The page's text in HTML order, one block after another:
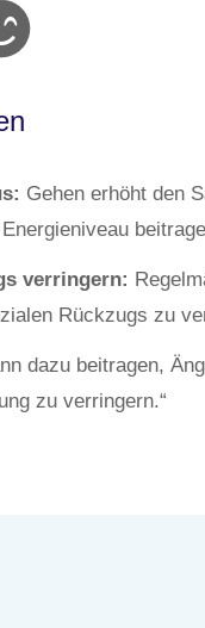
Gehen erhöht den
verringern:
Rückzugs zu
dazu beitragen,
zu verringern.“